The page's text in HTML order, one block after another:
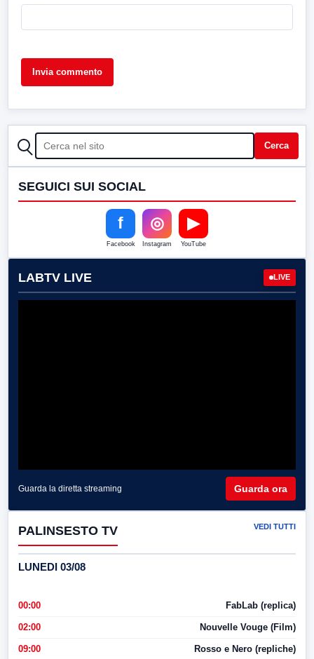
CERCA Cerca
SEGUICI SUI SOCIAL
f
Facebook
◎
Instagram
▶
YouTube
LABTV LIVE LIVE
Guarda la diretta streaming Guarda ora
PALINSESTO TV VEDI TUTTI
LUNEDI 03/08
00:00 FabLab (replica)
02:00 Nouvelle Vouge (Film)
09:00 Rosso e Nero (repliche)